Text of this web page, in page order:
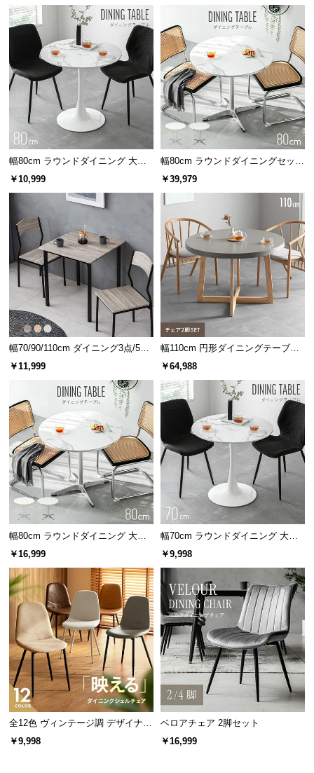
o.,
幅80cm ラウンドダイニング 大理
石調 丸テーブル 2人掛け
￥10,999
幅80cm ラウンドダイニングセット
大理石調 無地ホワイト 丸テーブル
￥39,979
幅70/90/110cm ダイニング3点/5点
セット 2人掛け 4人掛け
￥11,999
幅110cm 円形ダイニングテーブル
チェア2脚セット
￥64,988
幅80cm ラウンドダイニング 大理
石調 無地ホワイト 丸テーブル 2人
￥16,999
幅70cm ラウンドダイニング 大理
石調 丸テーブル 2人掛け
￥9,998
全12色 ヴィンテージ調 デザイナー
ズシェルチェア
￥9,998
ベロアチェア 2脚セット
￥16,999